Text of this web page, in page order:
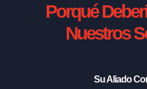
Porqué
Nuestros
Su Aliado